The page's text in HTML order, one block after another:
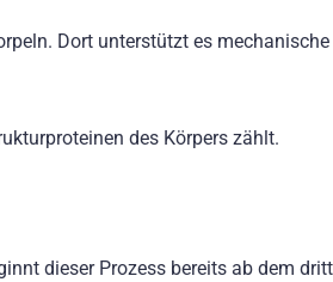
Dort unterstützt es mechanische
des Körpers zählt.
dieser Prozess bereits ab dem